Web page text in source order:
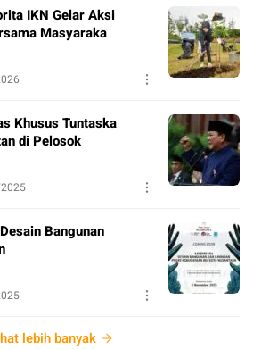
IKN Gelar Aksi
Masyaraka
Khusus Tuntaska
di Pelosok
Bangunan
lebih banyak